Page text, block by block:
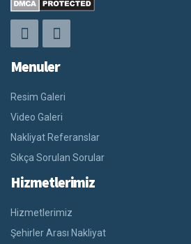
Menuler
Resim Galeri
Video Galeri
Nakliyat Referanslar
Sıkça Sorulan Sorular
Hizmetlerimiz
Hizmetlerimiz
Şehirler Arası Nakliyat